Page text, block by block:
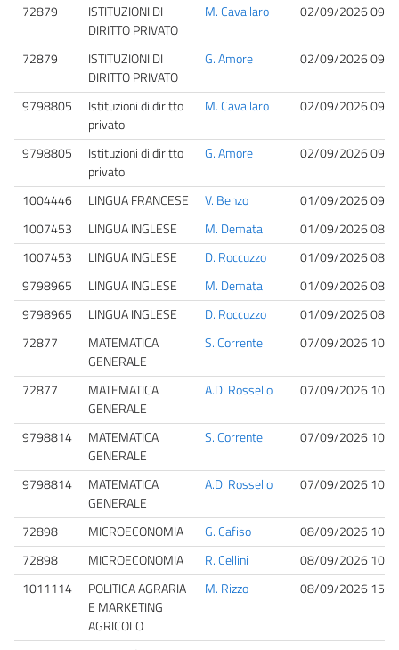
72879
ISTITUZIONI DI
DIRITTO PRIVATO
M. Cavallaro 02/09/2026
72879
ISTITUZIONI DI
DIRITTO PRIVATO
G. Amore 02/09/2026
9798805
Istituzioni di diritto
privato
M. Cavallaro 02/09/2026
9798805
Istituzioni di diritto
privato
G. Amore 02/09/2026
1004446 LINGUA FRANCESE V. Benzo
01/09/2026
1007453
LINGUA INGLESE M. Demata
01/09/2026
1007453
LINGUA INGLESE D. Roccuzzo
01/09/2026
9798965
LINGUA INGLESE M. Demata
01/09/2026
9798965
LINGUA INGLESE D. Roccuzzo
01/09/2026
72877
MATEMATICA
GENERALE
S. Corrente 07/09/2026
72877
MATEMATICA
GENERALE
A.D. Rossello 07/09/2026
9798814
MATEMATICA
GENERALE
S. Corrente 07/09/2026
9798814
MATEMATICA
GENERALE
A.D. Rossello 07/09/2026
72898 MICROECONOMIA G. Cafiso
08/09/2026
72898
MICROECONOMIA R. Cellini
08/09/2026
1011114
POLITICA AGRARIA
E MARKETING
AGRICOLO
M. Rizzo 08/09/2026